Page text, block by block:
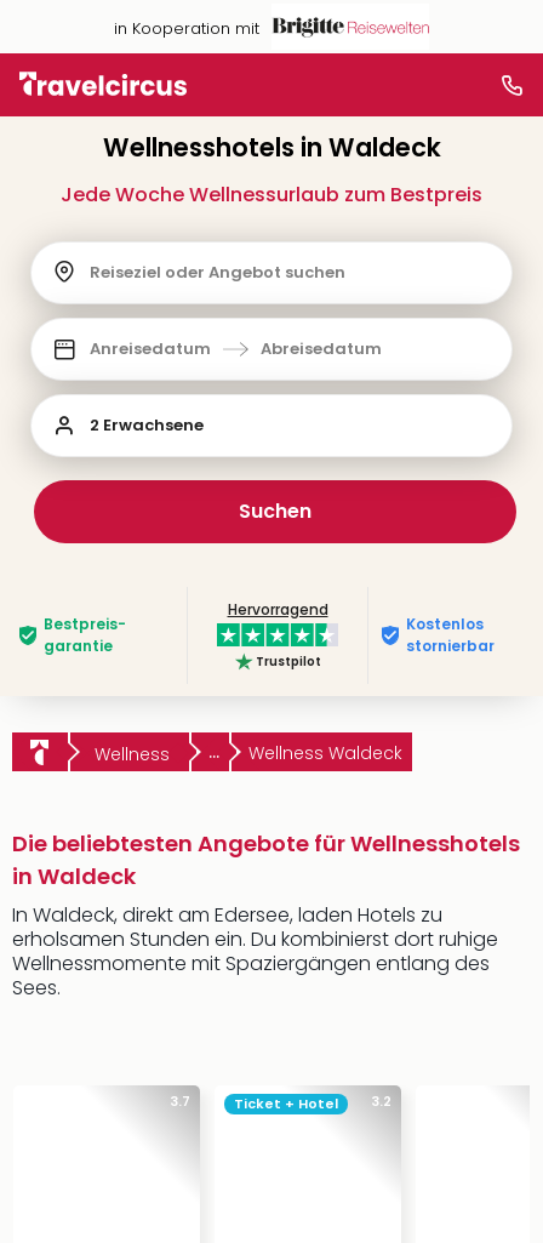
in Kooperation mit
Wellnesshotels in Waldeck
Jede Woche Wellnessurlaub zum Bestpreis
Reiseziel oder Angebot suchen
Anreisedatum Abreisedatum
2 Erwachsene
Suchen
Bestpreis­
garantie
Hervorragend
Trustpilot
Kostenlos
stornierbar
Wellness ... Wellness Waldeck
Die beliebtesten Angebote für Wellnesshotels
in Waldeck
In Waldeck, direkt am Edersee, laden Hotels zu
erholsamen Stunden ein. Du kombinierst dort ruhige
Wellnessmomente mit Spaziergängen entlang des
Sees.
3.7 3.2
Ticket + Hotel